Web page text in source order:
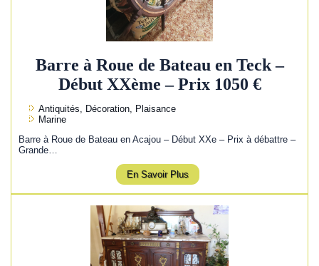
Barre à Roue de Bateau en Teck –
Début XXème – Prix 1050 €
Antiquités, Décoration, Plaisance
Marine
Barre à Roue de Bateau en Acajou – Début XXe – Prix à débattre –
Grande…
En Savoir Plus